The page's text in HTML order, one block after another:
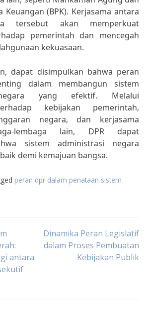
Keuangan (BPK). Kerjasama antara
tersebut akan memperkuat
pemerintah dan mencegah
kekuasaan.
dapat disimpulkan bahwa peran
dalam membangun sistem
yang efektif. Melalui
kebijakan pemerintah,
negara, dan kerjasama
lembaga lain, DPR dapat
sistem administrasi negara
demi kemajuan bangsa.
peran dpr dalam penataan sistem
antara
Dinamika Peran Legislatif
dalam Proses Pembuatan
Kebijakan Publik